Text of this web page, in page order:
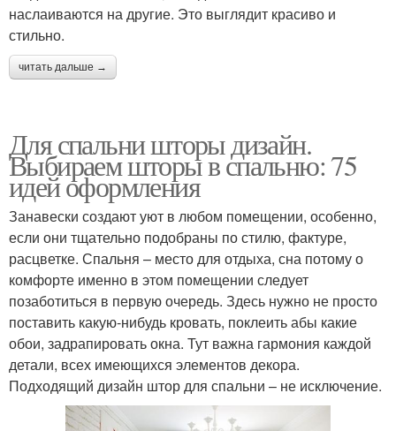
наслаиваются на другие. Это выглядит красиво и
стильно.
читать дальше →
Для спальни шторы дизайн.
Выбираем шторы в спальню: 75
идей оформления
Занавески создают уют в любом помещении, особенно,
если они тщательно подобраны по стилю, фактуре,
расцветке. Спальня – место для отдыха, сна потому о
комфорте именно в этом помещении следует
позаботиться в первую очередь. Здесь нужно не просто
поставить какую-нибудь кровать, поклеить абы какие
обои, задрапировать окна. Тут важна гармония каждой
детали, всех имеющихся элементов декора.
Подходящий дизайн штор для спальни – не исключение.